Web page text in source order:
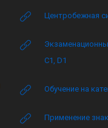
Центробежная
C1, D1
Обучение на
Применение